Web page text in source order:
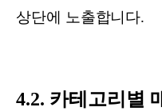
상단에 노출합니다.
4.2. 카테고리별